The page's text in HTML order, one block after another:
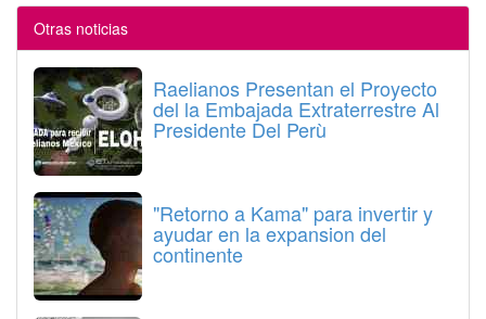
Otras noticias
Raelianos Presentan el Proyecto
del la Embajada Extraterrestre Al
Presidente Del Perù
"Retorno a Kama" para invertir y
ayudar en la expansion del
continente